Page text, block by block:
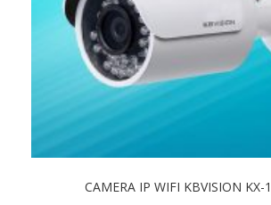
CAMERA IP WIFI KBVISION KX-